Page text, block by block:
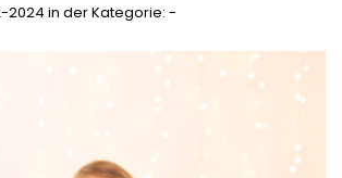
2024 in der Kategorie: -